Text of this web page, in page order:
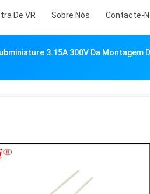
De VR Sobre Nós Contacte-
3.15A 300V Da Montagem